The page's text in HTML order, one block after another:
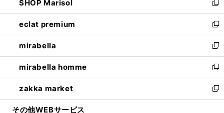
く
で
開
く
ド
ウ
で
開
く
ィ
ン
ド
ウ
で
開
く
い
ウ
ィ
ン
ド
ウ
で
開
く
SHOP Marisol
新
し
い
ウ
ィ
ン
ド
ウ
で
開
eclat premium
新
し
い
ウ
ィ
ン
ド
ウ
mirabella
新
し
い
ウ
ィ
ン
mirabella homme
新
し
い
ウ
zakka market
新
し
その他WEBサービス